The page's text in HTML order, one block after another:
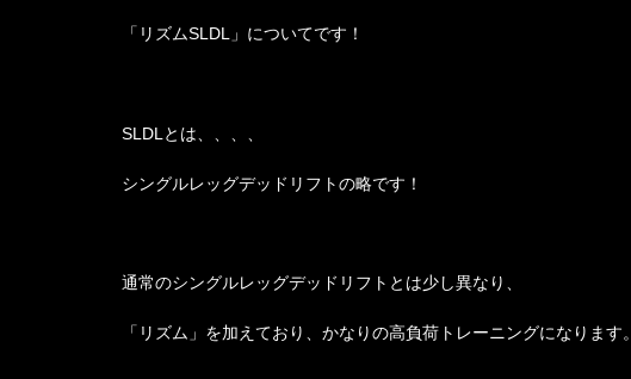
「リズムSLDL」についてです！
SLDLとは、、、、
シングルレッグデッドリフトの略です！
通常のシングルレッグデッドリフトとは少し異なり、
「リズム」を加えており、かなりの高負荷トレーニングになります。